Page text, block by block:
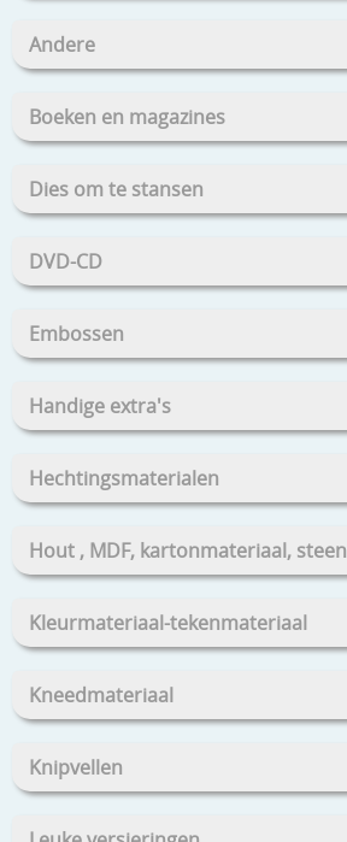
Andere
Boeken en magazines
Dies om te stansen
DVD-CD
Embossen
Handige extra's
Hechtingsmaterialen
Hout , MDF, kartonmateriaal, steen
Kleurmateriaal-tekenmateriaal
Kneedmateriaal
Knipvellen